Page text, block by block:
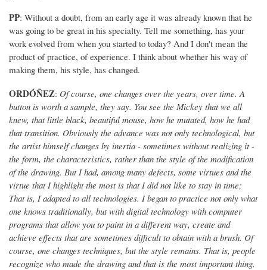
PP: Without a doubt, from an early age it was already known that he
was going to be great in his specialty. Tell me something, has your
work evolved from when you started to today? And I don't mean the
product of practice, of experience. I think about whether his way of
making them, his style, has changed.
ORDÓÑEZ: Of course, one changes over the years, over time. A
button is worth a sample, they say. You see the Mickey that we all
knew, that little black, beautiful mouse, how he mutated, how he had
that transition. Obviously the advance was not only technological, but
the artist himself changes by inertia - sometimes without realizing it -
the form, the characteristics, rather than the style of the modification
of the drawing. But I had, among many defects, some virtues and the
virtue that I highlight the most is that I did not like to stay in time;
That is, I adapted to all technologies. I began to practice not only what
one knows traditionally, but with digital technology with computer
programs that allow you to paint in a different way, create and
achieve effects that are sometimes difficult to obtain with a brush. Of
course, one changes techniques, but the style remains. That is, people
recognize who made the drawing and that is the most important thing.